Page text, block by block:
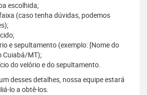
escolhida;
(caso tenha dúvidas, podemos
e sepultamento (exemplo: [Nome do
Cuiabá/MT);
do velório e do sepultamento.
desses detalhes, nossa equipe estará
lo a obtê-los.